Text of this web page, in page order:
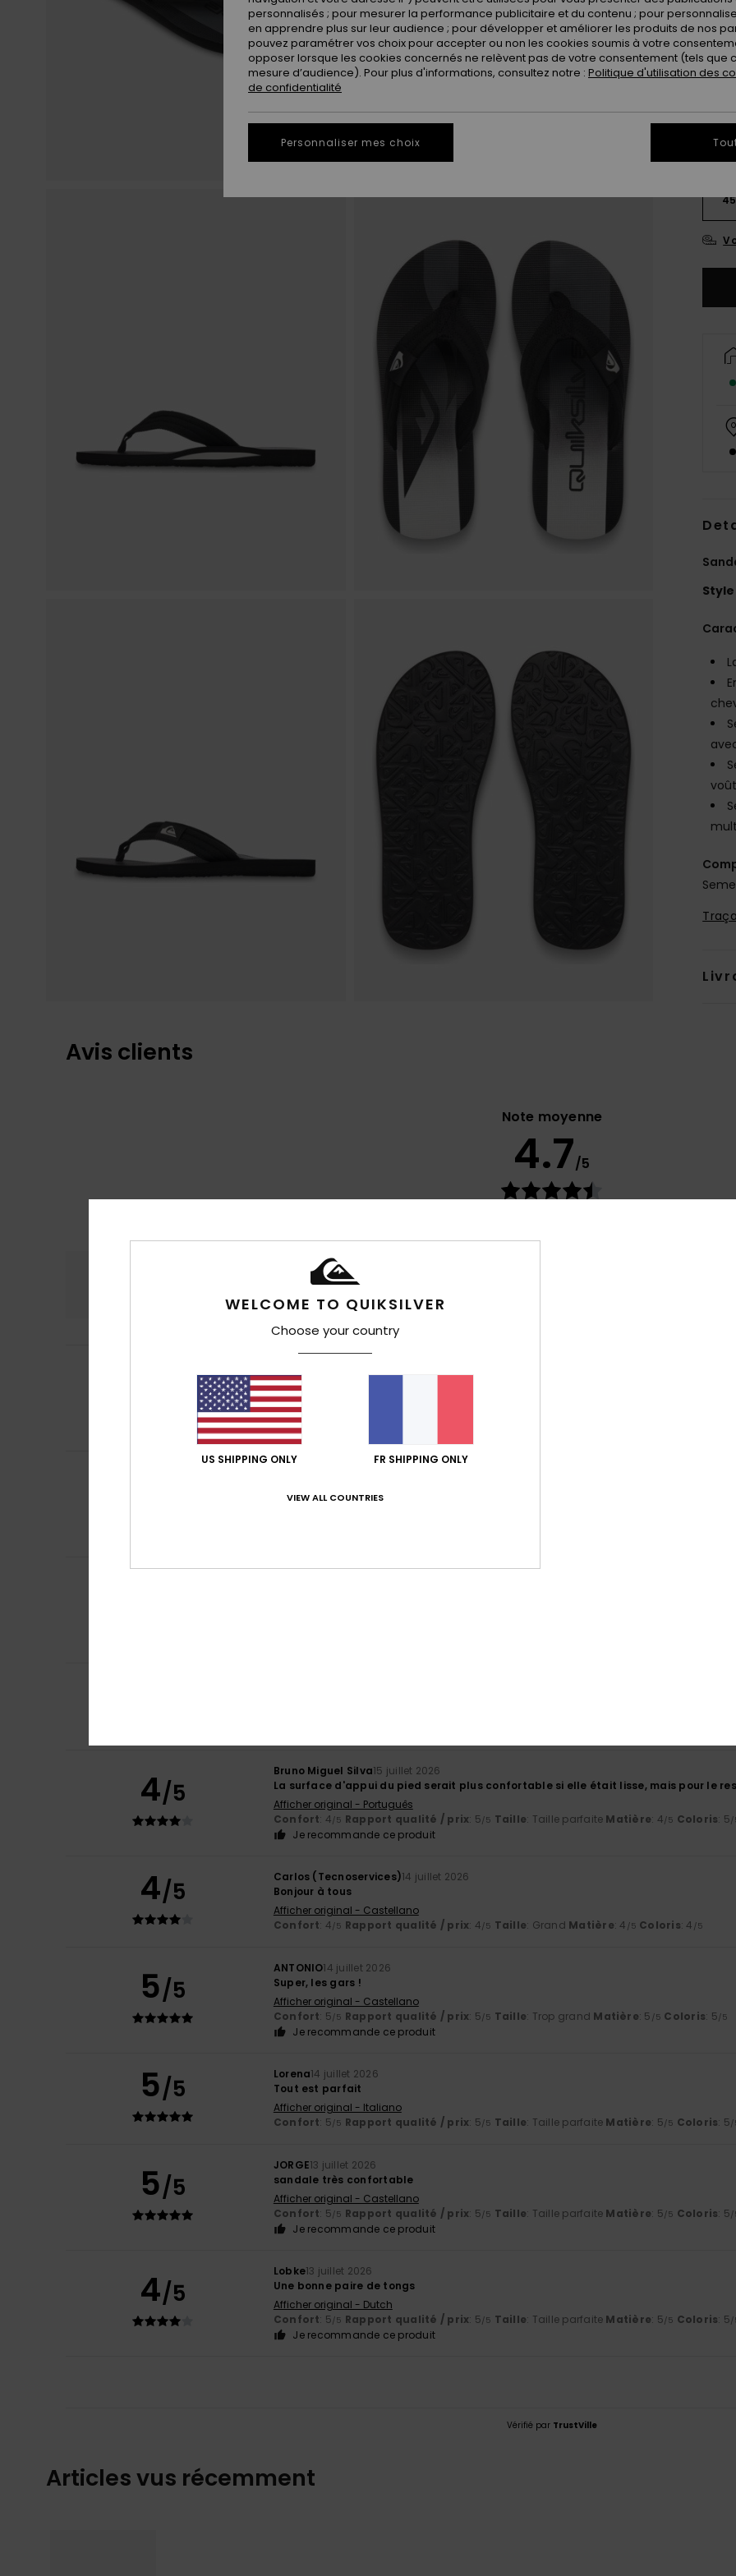
39
45
Style
Avis clients
Note moyenne
4.7/5
Rapport qualité / prix
Merci de votre attention
Afficher original - Castellano
Confort
Je recommande ce produit
Afficher original - Português
4/5
Bruno Miguel Silva15 juillet 2026
La surface d'appui du pied serait plus confortable si elle était lisse, mais pour le
Afficher original - Português
Confort: 4/5 Rapport qualité / prix: 5/5 Taille: Taille parfaite Matière: 4/5 Coloris: 5/
Je recommande ce produit
4/5 Carlos (Tecnoservices)14 juillet 2026
Bonjour à tous
Afficher original - Castellano
Confort: 4/5 Rapport qualité / prix: 4/5 Taille: Grand Matière: 4 /5 Coloris: 4 /5
5/5
ANTONIO14 juillet 2026
Super, les gars !
Afficher original - Castellano
Confort: 5/5 Rapport qualité / prix: 5/5 Taille: Trop grand Matière: 5 /5 Coloris: 5/5
Je recommande ce produit
5/5 Lorena14 juillet 2026
Tout est parfait
Afficher original - Italiano
Confort: 5/5 Rapport qualité / prix: 5/5 Taille: Taille parfaite Matière: 5/5 Coloris: 5/
5/5
JORGE13 juillet 2026
sandale très confortable
Afficher original - Castellano
Confort: 5/5 Rapport qualité / prix: 5/5 Taille: Taille parfaite Matière: 5/5 Coloris: 5/
Je recommande ce produit
4/5
Lobke13 juillet 2026
Une bonne paire de tongs
Afficher original - Dutch
Confort: 5/5 Rapport qualité / prix: 5/5 Taille: Taille parfaite Matière: 5/5 Coloris: 5/
Je recommande ce produit
Vérifié par TrustVille
Articles vus récemment
WELCOME TO QUIKSILVER
Choose your country
US SHIPPING ONLY FR SHIPPING ONLY
VIEW ALL COUNTRIES
personnalisés ; pour mesurer la performance publicitaire et du contenu ; pour
en apprendre plus sur leur audience ; pour développer et améliorer les produits de nos
pouvez paramétrer vos choix pour accepter ou non les cookies soumis à votre
opposer lorsque les cookies concernés ne relèvent pas de votre consentement (tels que
mesure d’audience). Pour plus d'informations, consultez notre : Politique d'utilisation des
de confidentialité
Personnaliser mes choix